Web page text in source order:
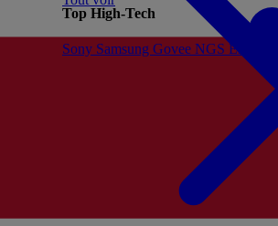
Top High-Tech
Sony Samsung Govee NGS Energy